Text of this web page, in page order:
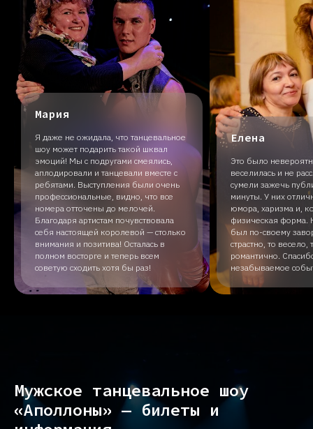
Мария
Я даже не ожидала, что танцевальное
шоу может подарить такой шквал
эмоций! Мы с подругами смеялись,
аплодировали и танцевали вместе с
ребятами. Выступления были очень
профессиональные, видно, что все
номера отточены до мелочей.
Благодаря артистам почувствовала
себя настоящей королевой — столько
внимания и позитива! Осталась в
полном восторге и теперь всем
советую сходить хотя бы раз!
Елена
Это было
веселилась и не
сумели зажечь
минуты. У них
юмора, харизма и,
физическая
был по-своему
страстно, то весело,
романтично.
незабываемое
Мужское танцевальное шоу
«Аполлоны» — билеты и